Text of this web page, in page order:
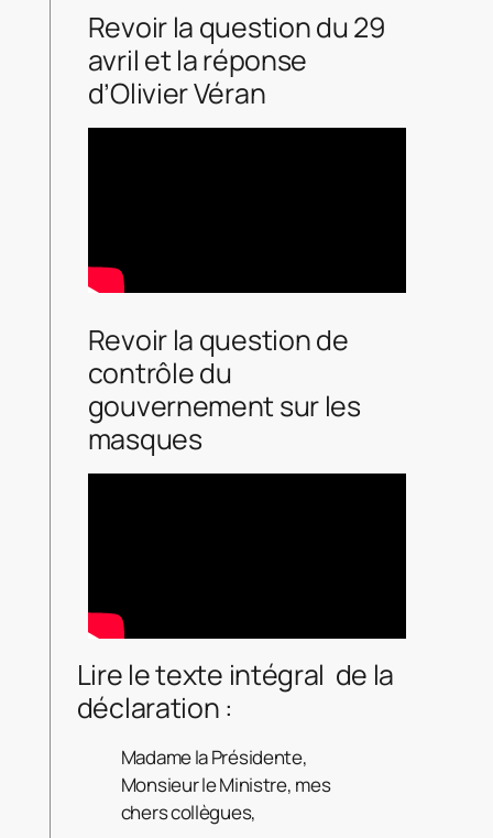
Revoir la question du 29
avril et la réponse
d’Olivier Véran
Revoir la question de
contrôle du
gouvernement sur les
masques
Lire le texte intégral de la
déclaration :
Madame la Présidente,
Monsieur le Ministre, mes
chers collègues,